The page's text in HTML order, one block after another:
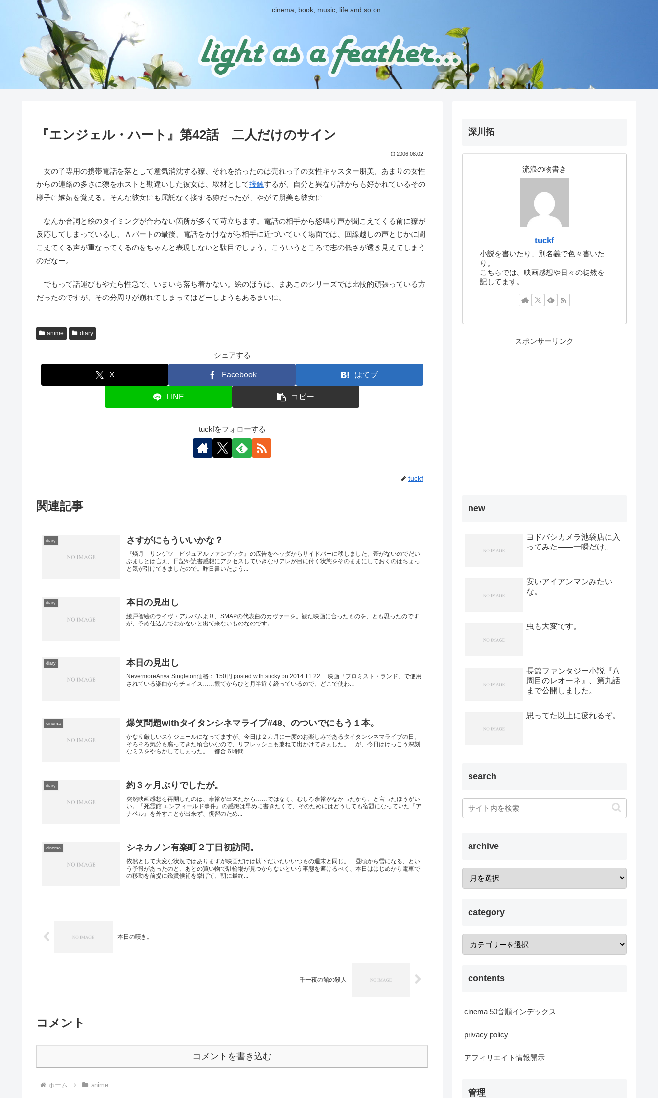
cinema, book, music, life and so on...
『エンジェル・ハート』第42話 二人だけのサイン
2006.08.02
女の子専用の携帯電話を落として意気消沈する獠、それを拾ったのは売れっ子の女性キャスター朋美。あまりの女性
からの連絡の多さに獠をホストと勘違いした彼女は、取材として接触するが、自分と異なり誰からも好かれているその
様子に嫉妬を覚える。そんな彼女にも屈託なく接する獠だったが、やがて朋美も彼女に
なんか台詞と絵のタイミングが合わない箇所が多くて苛立ちます。電話の相手から怒鳴り声が聞こえてくる前に獠が
反応してしまっているし、Ａパートの最後、電話をかけながら相手に近づいていく場面では、回線越しの声とじかに聞
こえてくる声が重なってくるのをちゃんと表現しないと駄目でしょう。こういうところで志の低さが透き見えてしまう
のだなー。
でもって話運びもやたら性急で、いまいち落ち着かない。絵のほうは、まあこのシリーズでは比較的頑張っている方
だったのですが、その分周りが崩れてしまってはどーしようもあるまいに。
anime diary
シェアする
X Facebook はてブ
LINE コピー
tuckfをフォローする
tuckf
関連記事
diary さすがにもういいかな？
『燐月―リンゲツ―ビジュアルファンブック』の広告をヘッダからサイドバーに移しました。帯がないのでだい
ぶましとは言え、日記や読書感想にアクセスしていきなりアレが目に付く状態をそのままにしておくのはちょっ
と気が引けてきましたので。昨日書いたよう...
diary 本日の見出し
綾戸智絵のライヴ・アルバムより、SMAPの代表曲のカヴァーを。観た映画に合ったものを、とも思ったのです
が、予め仕込んでおかないと出て来ないものなのです。
diary 本日の見出し
NevermoreAnya Singleton価格： 150円 posted with sticky on 2014.11.22 映画『プロミスト・ランド』で使用
されている楽曲からチョイス……観てからひと月半近く経っているので、どこで使わ...
cinema 爆笑問題withタイタンシネマライブ#48、のついでにもう１本。
かなり厳しいスケジュールになってますが、今日は２カ月に一度のお楽しみであるタイタンシネマライブの日。
そろそろ気分も腐ってきた頃合いなので、リフレッシュも兼ねて出かけてきました。 が、今日はけっこう深刻
なミスをやらかしてしまった。 都合６時間...
diary 約３ヶ月ぶりでしたが。
突然映画感想を再開したのは、余裕が出来たから……ではなく、むしろ余裕がなかったから、と言ったほうがい
い。『死霊館 エンフィールド事件』の感想は早めに書きたくて、そのためにはどうしても宿題になっていた『ア
ナベル』を外すことが出来ず、復習のため...
cinema シネカノン有楽町２丁目初訪問。
依然として大変な状況ではありますが映画だけは以下だいたいいつもの週末と同じ。 昼頃から雪になる、とい
う予報があったのと、あとの買い物で駐輪場が見つからないという事態を避けるべく、本日ははじめから電車で
の移動を前提に鑑賞候補を挙げて、朝に最終...
本日の嘆き。
千一夜の館の殺人
コメント
コメントを書き込む
ホーム anime
深川拓
流浪の物書き
tuckf
小説を書いたり、別名義で色々書いた
り。
こちらでは、映画感想や日々の徒然を
記してます。
スポンサーリンク
new
ヨドバシカメラ池袋店に入
ってみた――一瞬だけ。
安いアイアンマンみたい
な。
虫も大変です。
長篇ファンタジー小説『八
周目のレオーネ』、第九話
まで公開しました。
思ってた以上に疲れるぞ。
search
archive
category
contents
cinema 50音順インデックス
privacy policy
アフィリエイト情報開示
管理